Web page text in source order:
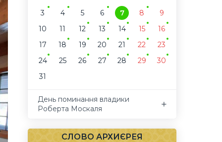
3
4 5 6 7 8
9
10
11 12 13 14 15
16
17
18 19 20 21 22
23
24
25 26 27 28 29
30
31
День поминання владики
Роберта Москаля
СЛОВО АРХИЄРЕЯ